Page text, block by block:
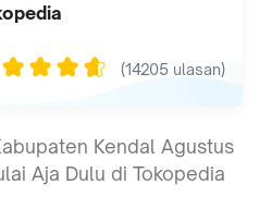
(14205 ulasan)
Kendal Agustus
Aja Dulu di Tokopedia